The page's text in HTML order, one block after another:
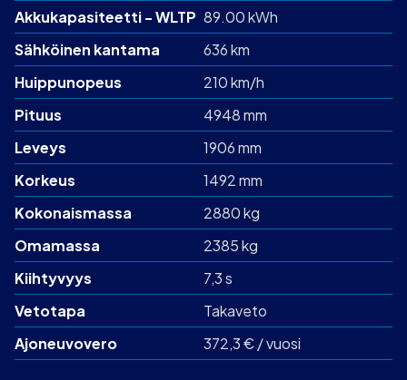
Akku­kapasiteetti - WLTP 89.00 kWh
Sähköinen kantama
636 km
Huippunopeus
210 km/h
Pituus
4948 mm
Leveys
1906 mm
Korkeus
1492 mm
Kokonaismassa
2880 kg
Omamassa
2385 kg
Kiihtyvyys
7,3 s
Vetotapa
Takaveto
Ajoneuvovero
372,3 € / vuosi